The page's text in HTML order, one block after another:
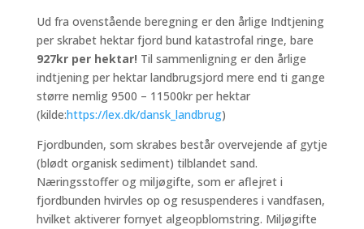
Ud fra ovenstående beregning er den årlige Indtjening
per skrabet hektar fjord bund katastrofal ringe, bare
927kr per hektar! Til sammenligning er den årlige
indtjening per hektar landbrugsjord mere end ti gange
større nemlig 9500 – 11500kr per hektar
(kilde:https://lex.dk/dansk_landbrug)
Fjordbunden, som skrabes består overvejende af gytje
(blødt organisk sediment) tilblandet sand.
Næringsstoffer og miljøgifte, som er aflejret i
fjordbunden hvirvles op og resuspenderes i vandfasen,
hvilket aktiverer fornyet algeopblomstring. Miljøgifte